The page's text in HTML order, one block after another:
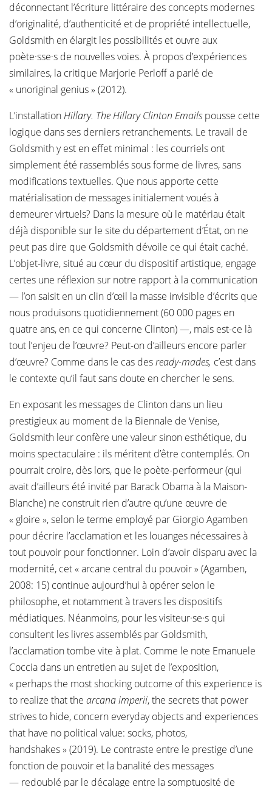
déconnectant l’écriture littéraire des concepts modernes
d’originalité, d’authenticité et de propriété intellectuelle,
Goldsmith en élargit les possibilités et ouvre aux
poète·sse·s de nouvelles voies. À propos d’expériences
similaires, la critique Marjorie Perloff a parlé de
« unoriginal genius » (2012).
L’installationHillary. The Hillary Clinton Emailspousse cette
logique dans ses derniers retranchements. Le travail de
Goldsmith y est en effet minimal : les courriels ont
simplement été rassemblés sous forme de livres, sans
modifications textuelles. Que nous apporte cette
matérialisation de messages initialement voués à
demeurer virtuels? Dans la mesure où le matériau était
déjà disponible sur le site du département d’État, on ne
peut pas dire que Goldsmith dévoile ce qui était caché.
L’objet-livre, situé au cœur du dispositif artistique, engage
certes une réflexion sur notre rapport à la communication
— l’on saisit en un clin d’œil la masse invisible d’écrits que
nous produisons quotidiennement (60 000 pages en
quatre ans, en ce qui concerne Clinton) —, mais est-ce là
tout l’enjeu de l’œuvre? Peut-on d’ailleurs encore parler
d’œuvre? Comme dans le cas desready-mades, c’est dans
le contexte qu’il faut sans doute en chercher le sens.
En exposant les messages de Clinton dans un lieu
prestigieux au moment de la Biennale de Venise,
Goldsmith leur confère une valeur sinon esthétique, du
moins spectaculaire : ils méritent d’être contemplés. On
pourrait croire, dès lors, que le poète-performeur (qui
avait d’ailleurs été invité par Barack Obama à la Maison-
Blanche) ne construit rien d’autre qu’une œuvre de
« gloire », selon le terme employé par Giorgio Agamben
pour décrire l’acclamation et les louanges nécessaires à
tout pouvoir pour fonctionner. Loin d’avoir disparu avec la
modernité, cet « arcane central du pouvoir » (Agamben,
2008: 15) continue aujourd’hui à opérer selon le
philosophe, et notamment à travers les dispositifs
médiatiques. Néanmoins, pour les visiteur·se·s qui
consultent les livres assemblés par Goldsmith,
l’acclamation tombe vite à plat. Comme le note Emanuele
Coccia dans un entretien au sujet de l’exposition,
« perhaps the most shocking outcome of this experience is
to realize that the arcana imperii, the secrets that power
strives to hide, concern everyday objects and experiences
that have no political value: socks, photos,
handshakes » (2019). Le contraste entre le prestige d’une
fonction de pouvoir et la banalité des messages
— redoublé par le décalage entre la somptuosité de